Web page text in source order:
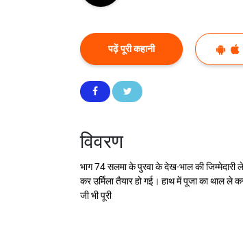
पढ़ें पूरी कहानी
विवरण
भाग 74 सलमा के पुरवा के देख-भाल की जिम्मेदारी
कर उर्मिला तैयार हो गई। हाथ में पूजा का
जी भी पूरी